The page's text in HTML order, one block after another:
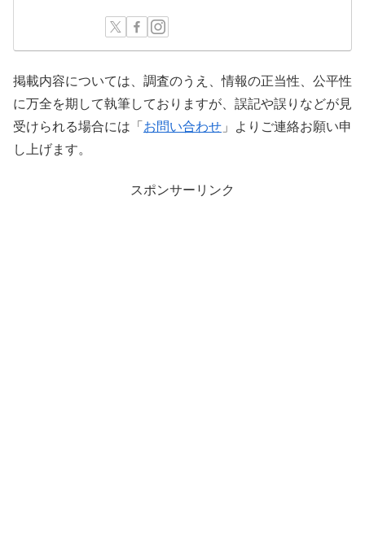
掲載内容については、調査のうえ、情報の正当性、公平性
に万全を期して執筆しておりますが、誤記や誤りなどが見
受けられる場合には「 お問い合わせ 」よりご連絡お願い申
し上げます。
スポンサーリンク